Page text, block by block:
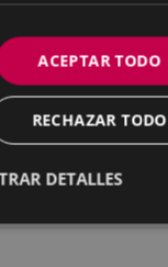
artículos
ACEPTAR TODO
RECHAZAR TODO
DETALLES